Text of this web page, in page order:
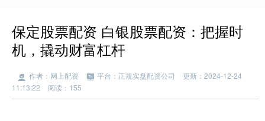
保定股票配资 白银股票配资：把握时
机，撬动财富杠杆
作者：网上配资 平台：正规实盘配资公司
更新：2024-12-24
11:13:22
阅读：155